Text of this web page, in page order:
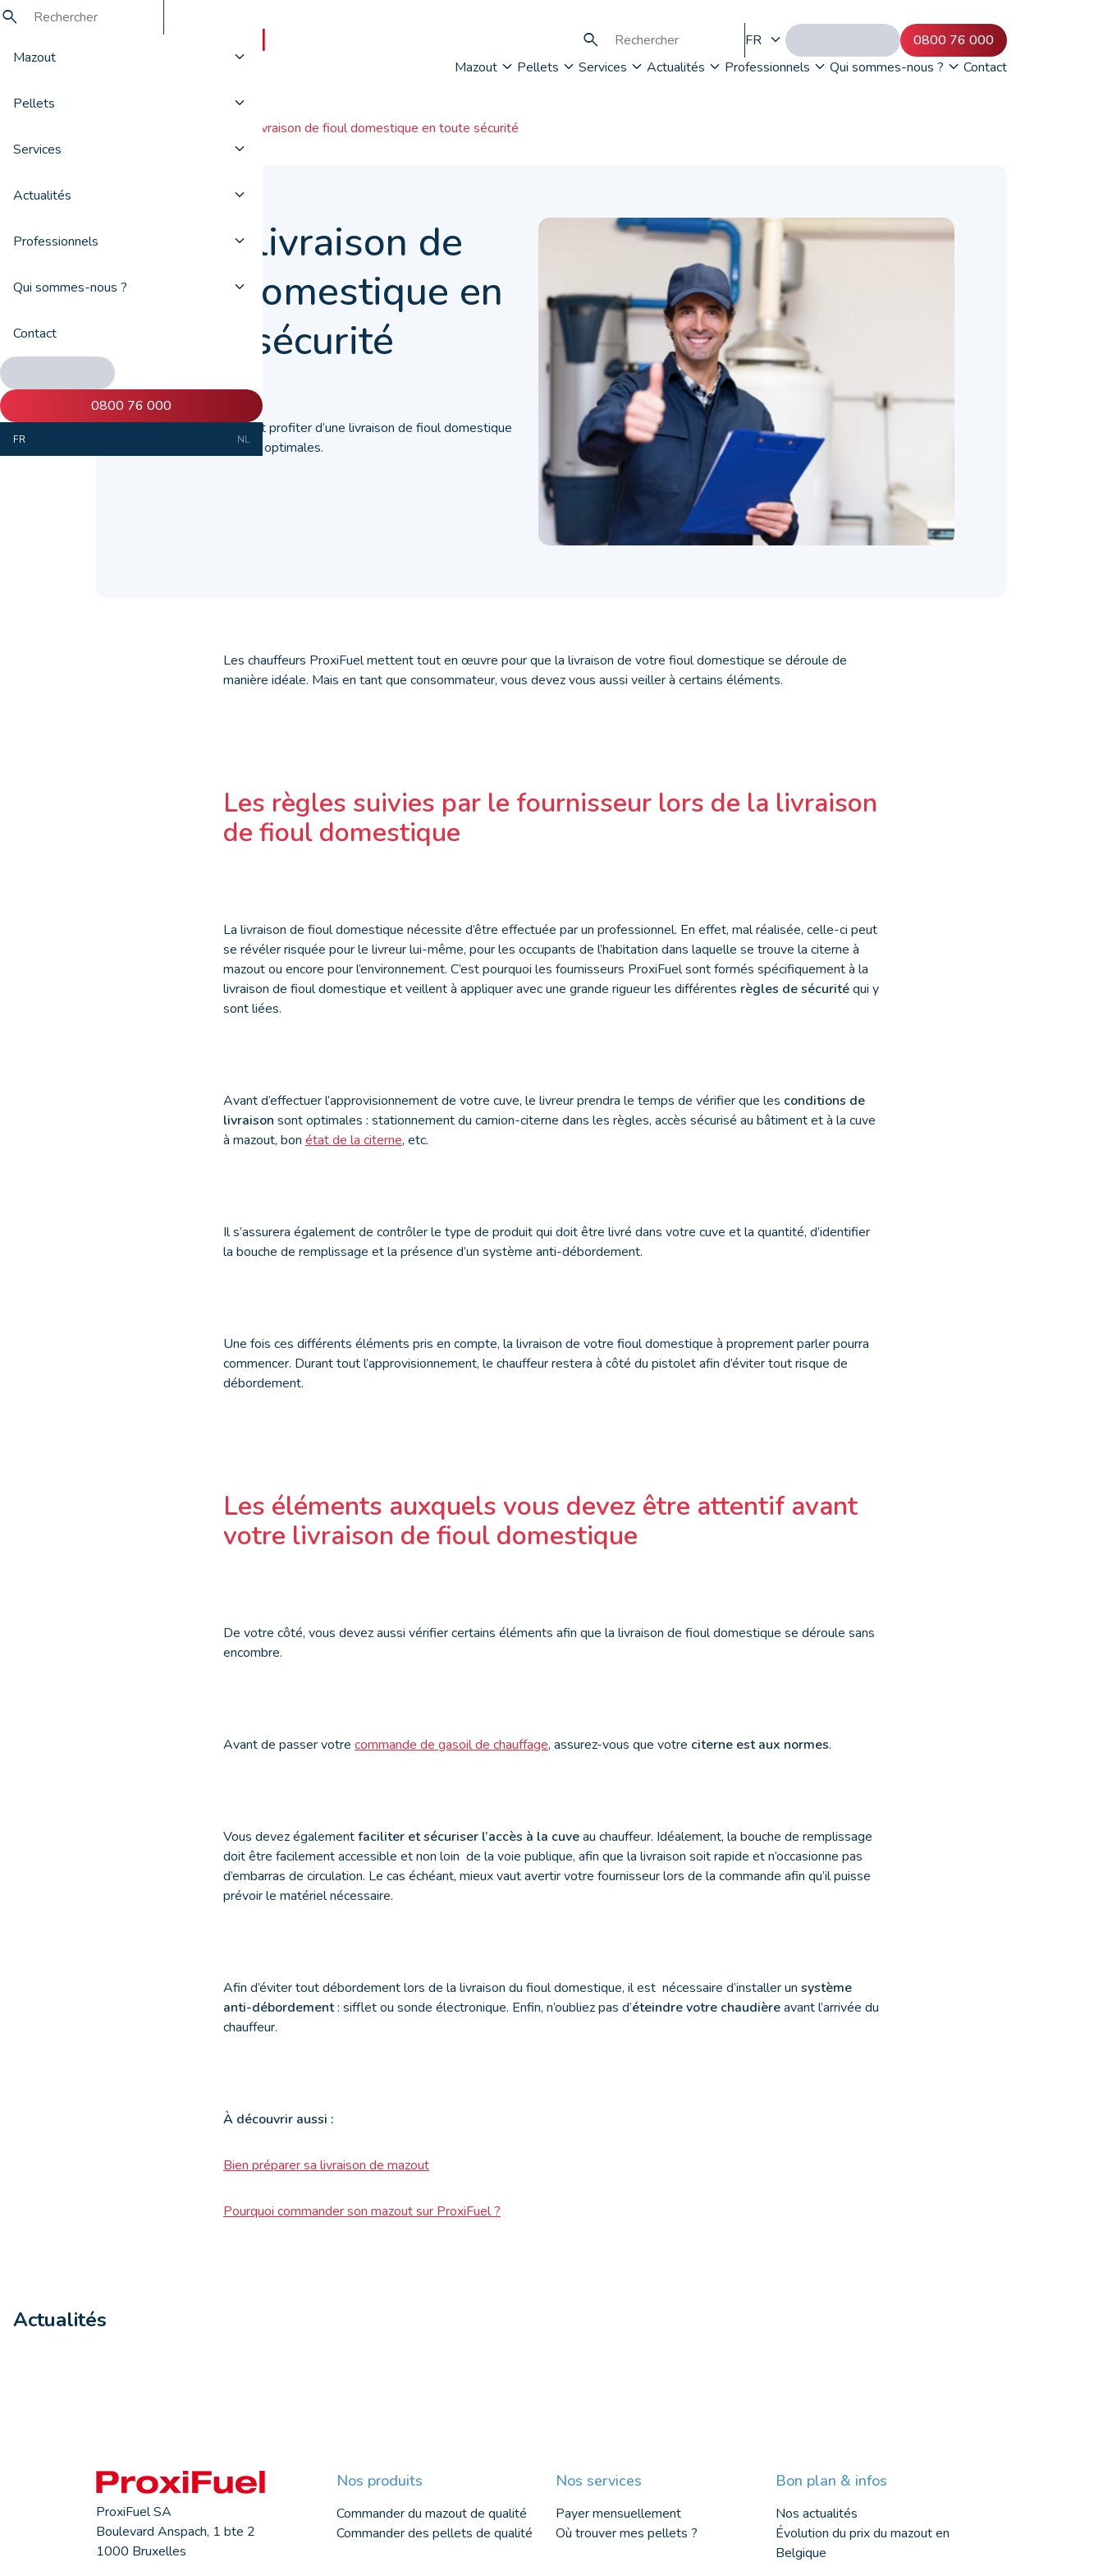
Mazout
Pellets
Services
Actualités
Professionnels
Qui sommes-nous ?
Contact
0800 76 000
FR NL
FR
0800 76 000
Mazout
Pellets Services Actualités Professionnels Qui sommes-nous ? Contact
Votre livraison de fioul domestique en toute sécurité
Votre livraison de
fioul domestique en
toute sécurité
Découvrez comment profiter d’une livraison de fioul domestique
dans des conditions optimales.
Les chauffeurs ProxiFuel mettent tout en œuvre pour que la livraison de votre fioul domestique se déroule de
manière idéale. Mais en tant que consommateur, vous devez vous aussi veiller à certains éléments.
Les règles suivies par le fournisseur lors de la livraison
de fioul domestique
La livraison de fioul domestique nécessite d’être effectuée par un professionnel. En effet, mal réalisée, celle-ci peut
se révéler risquée pour le livreur lui-même, pour les occupants de l’habitation dans laquelle se trouve la citerne à
mazout ou encore pour l’environnement. C’est pourquoi les fournisseurs ProxiFuel sont formés spécifiquement à la
livraison de fioul domestique et veillent à appliquer avec une grande rigueur les différentes règles de sécuritéqui y
sont liées.
Avant d’effectuer l’approvisionnement de votre cuve, le livreur prendra le temps de vérifier que les conditions de
livraison sont optimales : stationnement du camion-citerne dans les règles, accès sécurisé au bâtiment et à la cuve
à mazout, bon état de la citerne, etc.
Il s’assurera également de contrôler le type de produit qui doit être livré dans votre cuve et la quantité, d’identifier
la bouche de remplissage et la présence d’un système anti-débordement.
Une fois ces différents éléments pris en compte, la livraison de votre fioul domestique à proprement parler pourra
commencer. Durant tout l’approvisionnement, le chauffeur restera à côté du pistolet afin d’éviter tout risque de
débordement.
Les éléments auxquels vous devez être attentif avant
votre livraison de fioul domestique
De votre côté, vous devez aussi vérifier certains éléments afin que la livraison de fioul domestique se déroule sans
encombre.
Avant de passer votre commande de gasoil de chauffage, assurez-vous que votre citerne est aux normes.
Vous devez égalementfaciliter et sécuriser l’accès à la cuveau chauffeur. Idéalement, la bouche de remplissage
doit être facilement accessible et non loin de la voie publique, afin que la livraison soit rapide et n’occasionne pas
d’embarras de circulation. Le cas échéant, mieux vaut avertir votre fournisseur lors de la commande afin qu’il puisse
prévoir le matériel nécessaire.
Afin d’éviter tout débordement lors de la livraison du fioul domestique, il est nécessaire d’installer un système
anti-débordement: sifflet ou sonde électronique. Enfin, n’oubliez pas d’éteindre votre chaudièreavant l’arrivée du
chauffeur.
À découvrir aussi :
Bien préparer sa livraison de mazout
Pourquoi commander son mazout sur ProxiFuel ?
Actualités
ProxiFuel SA
Boulevard Anspach, 1 bte 2
1000 Bruxelles
Nos produits
Commander du mazout de qualité
Commander des pellets de qualité
Nos services
Payer mensuellement
Où trouver mes pellets ?
Bon plan & infos
Nos actualités
Évolution du prix du mazout en
Belgique